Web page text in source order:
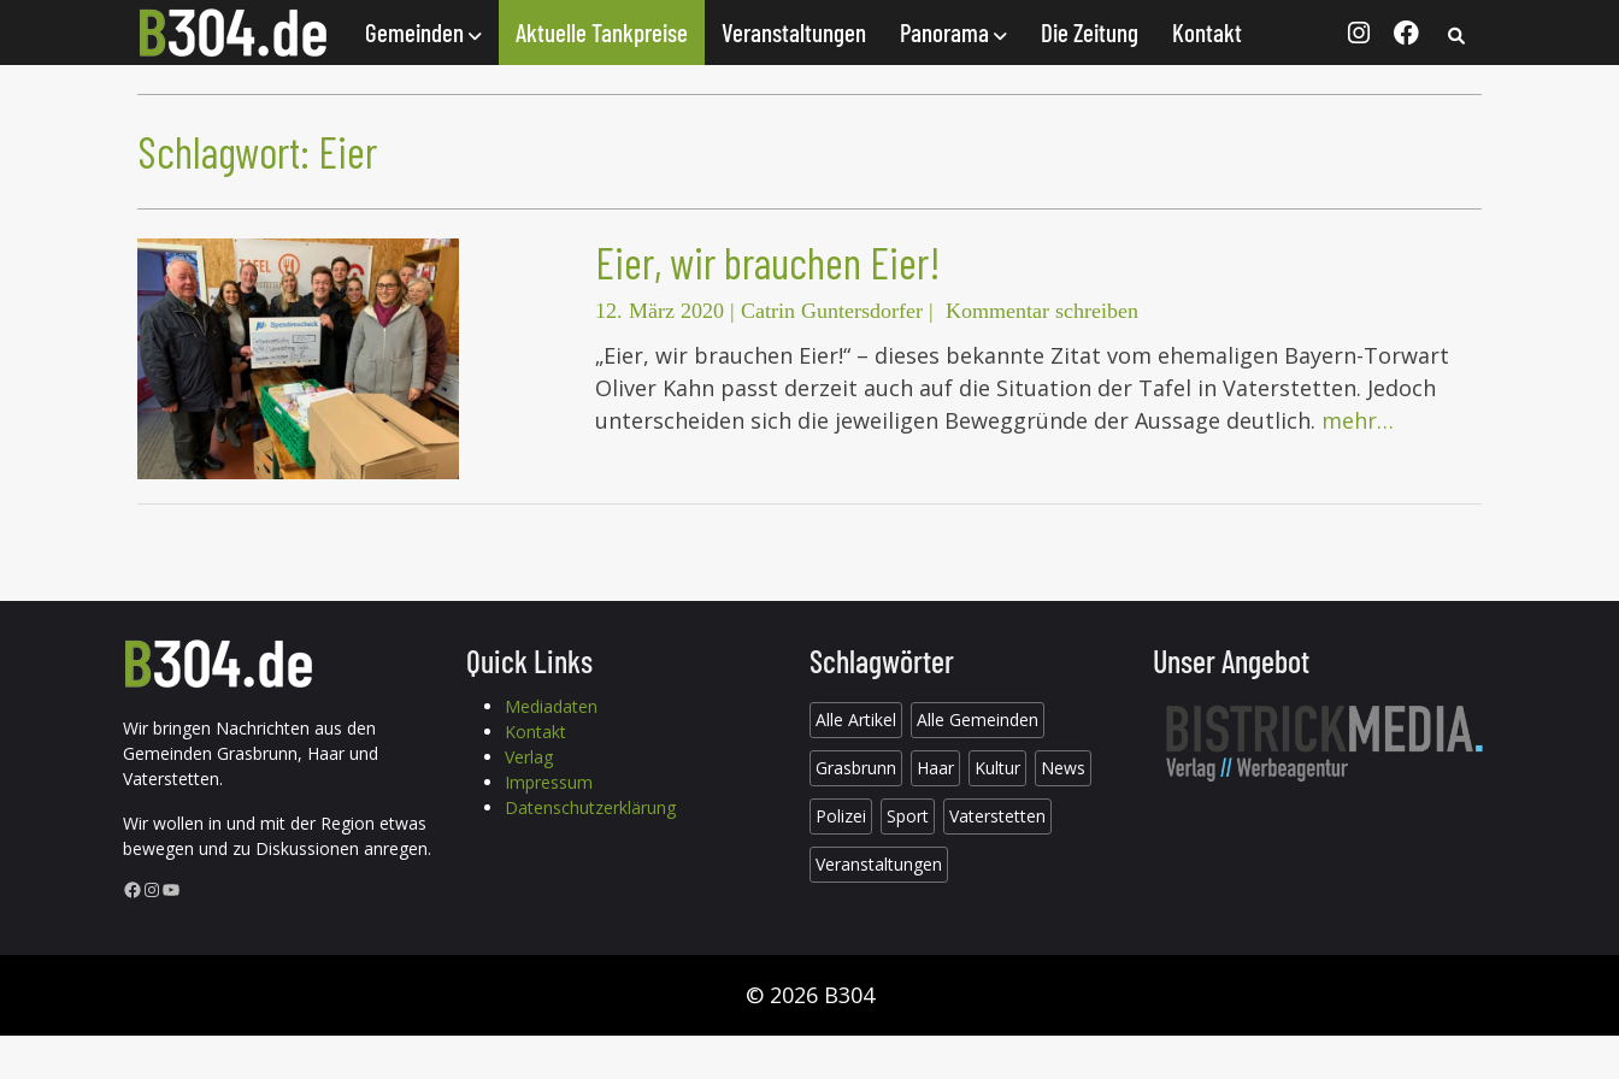
Gemeinden Aktuelle Tankpreise Veranstaltungen Panorama Die Zeitung Kontakt
Schlagwort: Eier
Eier, wir brauchen Eier!
12. März 2020 | Catrin Guntersdorfer | Kommentar schreiben
„Eier, wir brauchen Eier!“ – dieses bekannte Zitat vom ehemaligen Bayern-Torwart
Oliver Kahn passt derzeit auch auf die Situation der Tafel in Vaterstetten. Jedoch
unterscheiden sich die jeweiligen Beweggründe der Aussage deutlich. mehr…
Wir bringen Nachrichten aus den
Gemeinden Grasbrunn, Haar und
Vaterstetten.
Wir wollen in und mit der Region etwas
bewegen und zu Diskussionen anregen.
Facebook InstagramYouTube
Quick Links
Mediadaten
Kontakt
Verlag
Impressum
Datenschutzerklärung
Schlagwörter
Alle Artikel Alle Gemeinden
Grasbrunn Haar Kultur News
Polizei Sport Vaterstetten
Veranstaltungen
Unser Angebot
© 2026 B304